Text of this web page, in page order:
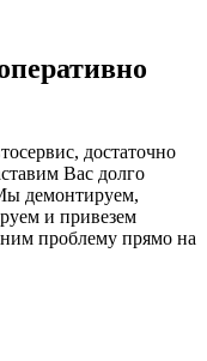
достаточно
Вас долго
демонтируем,
и привезем
проблему прямо на